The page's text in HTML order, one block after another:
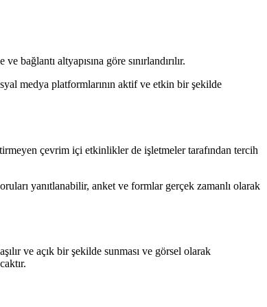
bağlantı altyapısına göre sınırlandırılır.
medya platformlarının aktif ve etkin bir şekilde
çevrim içi etkinlikler de işletmeler tarafından tercih
yanıtlanabilir, anket ve formlar gerçek zamanlı olarak
ve açık bir şekilde sunması ve görsel olarak